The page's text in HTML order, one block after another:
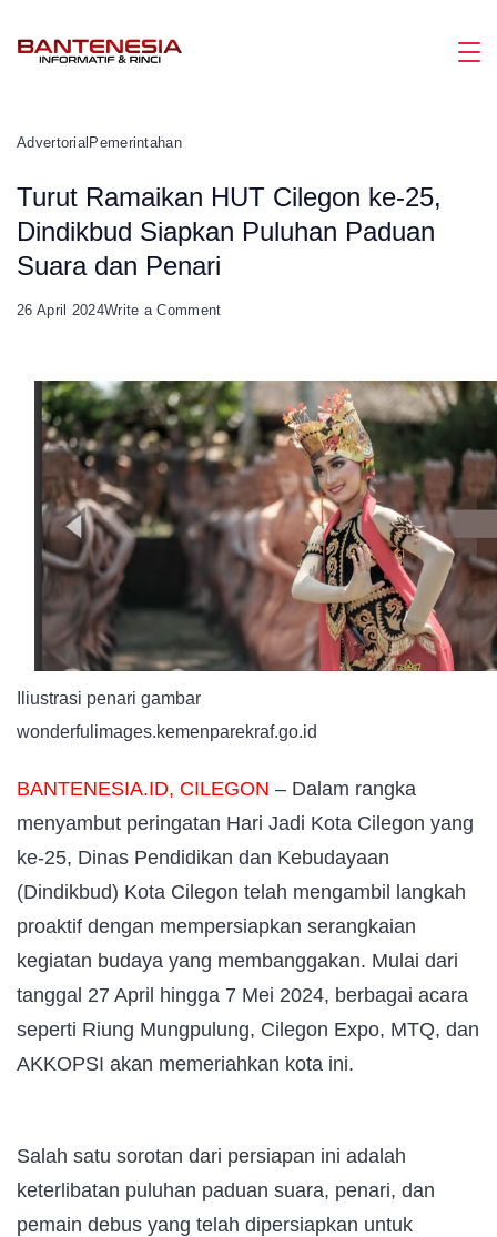
Advertorial Pemerintahan
Turut Ramaikan HUT Cilegon ke-25,
Dindikbud Siapkan Puluhan Paduan
Suara dan Penari
26 April 2024Write a Commenton
HUT
Cilegon
ke-
25,
Dindikbud
Siapkan
Puluhan
Paduan
Suara
Penari
Iliustrasi penari gambar
wonderfulimages.kemenparekraf.go.id
BANTENESIA.ID, CILEGON – Dalam rangka
menyambut peringatan Hari Jadi Kota Cilegon yang
ke-25, Dinas Pendidikan dan Kebudayaan
(Dindikbud) Kota Cilegon telah mengambil langkah
proaktif dengan mempersiapkan serangkaian
kegiatan budaya yang membanggakan. Mulai dari
tanggal 27 April hingga 7 Mei 2024, berbagai acara
seperti Riung Mungpulung, Cilegon Expo, MTQ, dan
AKKOPSI akan memeriahkan kota ini.
Salah satu sorotan dari persiapan ini adalah
keterlibatan puluhan paduan suara, penari, dan
pemain debus yang telah dipersiapkan untuk